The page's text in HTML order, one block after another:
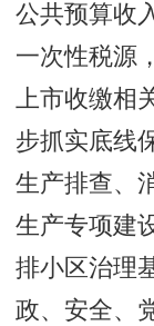
公共预算收
一次性税源
上市收缴相
步抓实底线
生产排查、
生产专项建
排小区治理
政、安全、